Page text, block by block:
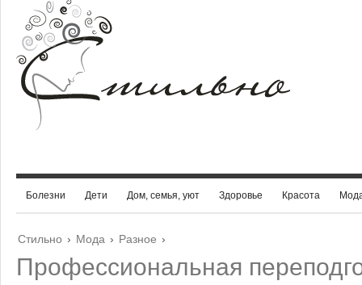
Болезни Дети Дом, семья, уют Здоровье Красота
Стильно › Мода › Разное ›
Профессиональная